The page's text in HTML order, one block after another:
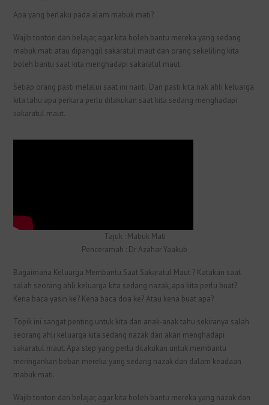
Apa yang berlaku pada alam mabuk mati?
Wajib tonton dan belajar, agar kita boleh bantu mereka yang sedang
mabuk mati atau dipanggil sakaratul maut dan orang sekeliling kita
boleh bantu saat kita menghadapi sakaratul maut.
Setiap orang pasti melalui saat ini nanti. Dan pasti kita nak ahli keluarga
kita tahu apa perkara perlu dilakukan saat kita sedang menghadapi
sakaratul maut.
Tajuk : Mabuk Mati
Penceramah : Dr Azahar Yaakub
Bagaimana Keluarga Membantu Saat Sakaratul Maut ? Katakan saat
salah seorang ahli keluarga kita sedang nazak, apa kita perlu buat?
Kena baca yasin ke? Kena baca doa ke? Atau kena buat apa?
Topik ini sangat penting untuk kita dan anak-anak tahu sekiranya salah
seorang ahli keluarga kita sedang nazak dan akan menghadapi
sakaratul maut. Apa step yang perlu dilakukan untuk membantu
meringankan beban mereka yang sedang nazak dan dalam keadaan
mabuk mati.
Wajib tonton dan belajar, agar kita boleh bantu mereka yang nazak dan